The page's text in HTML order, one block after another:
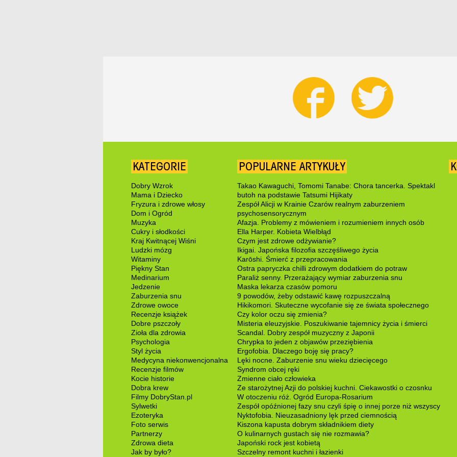
KATEGORIE
Dobry Wzrok
Mama i Dziecko
Fryzura i zdrowe włosy
Dom i Ogród
Muzyka
Cukry i słodkości
Kraj Kwitnącej Wiśni
Ludzki mózg
Witaminy
Piękny Stan
Medinarium
Jedzenie
Zaburzenia snu
Zdrowe owoce
Recenzje książek
Dobre pszczoły
Zioła dla zdrowia
Psychologia
Styl życia
Medycyna niekonwencjonalna
Recenzje filmów
Kocie historie
Dobra krew
Filmy DobryStan.pl
Sylwetki
Ezoteryka
Foto serwis
Partnerzy
Zdrowa dieta
Jak by było?
POPULARNE ARTYKUŁY
Takao Kawaguchi, Tomomi Tanabe: Chora tancerka. Spektakl
butoh na podstawie Tatsumi Hijikaty
Zespół Alicji w Krainie Czarów realnym zaburzeniem
psychosensorycznym
Afazja. Problemy z mówieniem i rozumieniem innych osób
Ella Harper. Kobieta Wielbłąd
Czym jest zdrowe odżywianie?
Ikigai. Japońska filozofia szczęśliwego życia
Karōshi. Śmierć z przepracowania
Ostra papryczka chilli zdrowym dodatkiem do potraw
Paraliż senny. Przerażający wymiar zaburzenia snu
Maska lekarza czasów pomoru
9 powodów, żeby odstawić kawę rozpuszczalną
Hikikomori. Skuteczne wycofanie się ze świata społecznego
Czy kolor oczu się zmienia?
Misteria eleuzyjskie. Poszukiwanie tajemnicy życia i śmierci
Scandal. Dobry zespół muzyczny z Japonii
Chrypka to jeden z objawów przeziębienia
Ergofobia. Dlaczego boję się pracy?
Lęki nocne. Zaburzenie snu wieku dziecięcego
Syndrom obcej ręki
Zmienne ciało człowieka
Ze starożytnej Azji do polskiej kuchni. Ciekawostki o czosnku
W otoczeniu róż. Ogród Europa-Rosarium
Zespół opóźnionej fazy snu czyli śpię o innej porze niż wszyscy
Nyktofobia. Nieuzasadniony lęk przed ciemnością
Kiszona kapusta dobrym składnikiem diety
O kulinarnych gustach się nie rozmawia?
Japoński rock jest kobietą
Szczelny remont kuchni i łazienki